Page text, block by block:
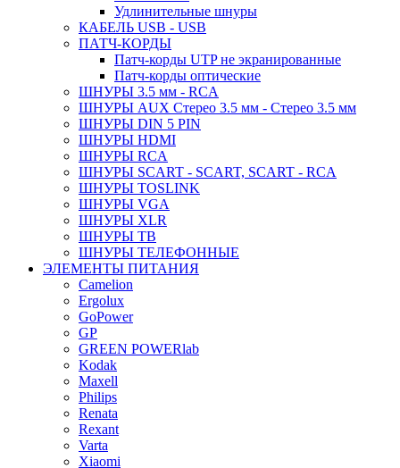
Удлинительные шнуры
КАБЕЛЬ USB - USB
ПАТЧ-КОРДЫ
Патч-корды UTP не экранированные
Патч-корды оптические
ШНУРЫ 3.5 мм - RCA
ШНУРЫ AUX Стерео 3.5 мм - Стерео 3.5 мм
ШНУРЫ DIN 5 PIN
ШНУРЫ HDMI
ШНУРЫ RCA
ШНУРЫ SCART - SCART, SCART - RCA
ШНУРЫ TOSLINK
ШНУРЫ VGA
ШНУРЫ XLR
ШНУРЫ ТВ
ШНУРЫ ТЕЛЕФОННЫЕ
ЭЛЕМЕНТЫ ПИТАНИЯ
Camelion
Ergolux
GoPower
GP
GREEN POWERlab
Kodak
Maxell
Philips
Renata
Rexant
Varta
Xiaomi